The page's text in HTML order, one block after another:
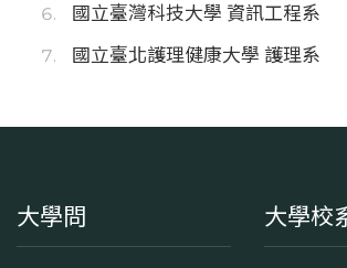
國立臺灣科技大學 資訊工程系
國立臺北護理健康大學 護理系
大學問 大學校